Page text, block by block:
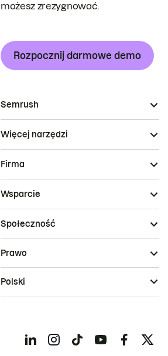
możesz zrezygnować.
Rozpocznij darmowe demo
Semrush
Więcej narzędzi
Firma
Wsparcie
Społeczność
Prawo
Polski